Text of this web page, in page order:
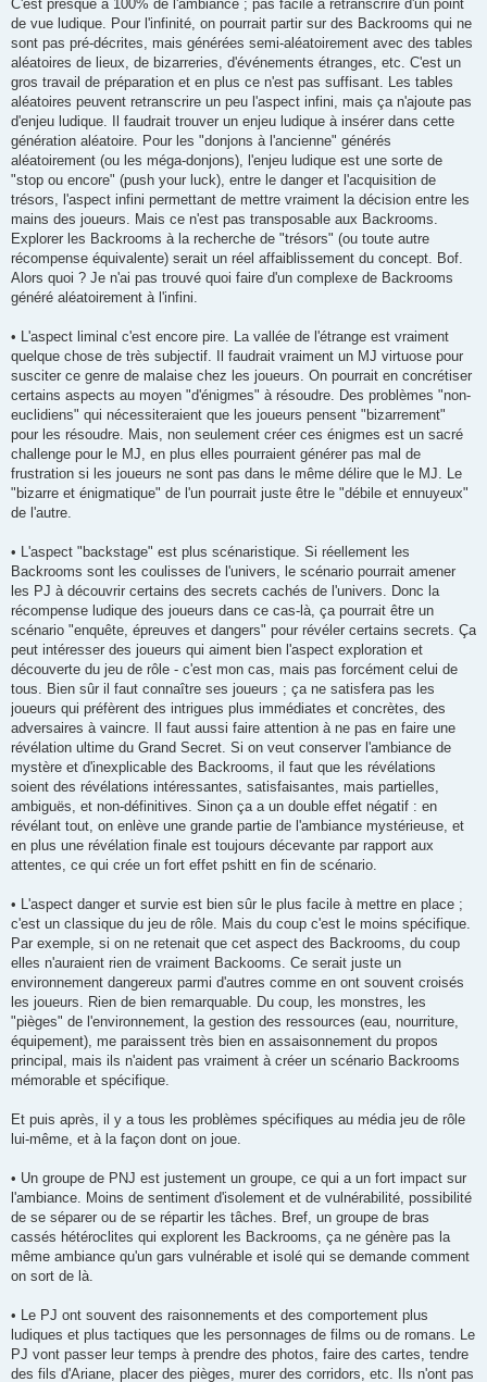
C'est presque à 100% de l'ambiance ; pas facile à retranscrire d'un point
de vue ludique. Pour l'infinité, on pourrait partir sur des Backrooms qui ne
sont pas pré-décrites, mais générées semi-aléatoirement avec des tables
aléatoires de lieux, de bizarreries, d'événements étranges, etc. C'est un
gros travail de préparation et en plus ce n'est pas suffisant. Les tables
aléatoires peuvent retranscrire un peu l'aspect infini, mais ça n'ajoute pas
d'enjeu ludique. Il faudrait trouver un enjeu ludique à insérer dans cette
génération aléatoire. Pour les "donjons à l'ancienne" générés
aléatoirement (ou les méga-donjons), l'enjeu ludique est une sorte de
"stop ou encore" (push your luck), entre le danger et l'acquisition de
trésors, l'aspect infini permettant de mettre vraiment la décision entre les
mains des joueurs. Mais ce n'est pas transposable aux Backrooms.
Explorer les Backrooms à la recherche de "trésors" (ou toute autre
récompense équivalente) serait un réel affaiblissement du concept. Bof.
Alors quoi ? Je n'ai pas trouvé quoi faire d'un complexe de Backrooms
généré aléatoirement à l'infini.
• L'aspect liminal c'est encore pire. La vallée de l'étrange est vraiment
quelque chose de très subjectif. Il faudrait vraiment un MJ virtuose pour
susciter ce genre de malaise chez les joueurs. On pourrait en concrétiser
certains aspects au moyen "d'énigmes" à résoudre. Des problèmes "non-
euclidiens" qui nécessiteraient que les joueurs pensent "bizarrement"
pour les résoudre. Mais, non seulement créer ces énigmes est un sacré
challenge pour le MJ, en plus elles pourraient générer pas mal de
frustration si les joueurs ne sont pas dans le même délire que le MJ. Le
"bizarre et énigmatique" de l'un pourrait juste être le "débile et ennuyeux"
de l'autre.
• L'aspect "backstage" est plus scénaristique. Si réellement les
Backrooms sont les coulisses de l'univers, le scénario pourrait amener
les PJ à découvrir certains des secrets cachés de l'univers. Donc la
récompense ludique des joueurs dans ce cas-là, ça pourrait être un
scénario "enquête, épreuves et dangers" pour révéler certains secrets. Ça
peut intéresser des joueurs qui aiment bien l'aspect exploration et
découverte du jeu de rôle - c'est mon cas, mais pas forcément celui de
tous. Bien sûr il faut connaître ses joueurs ; ça ne satisfera pas les
joueurs qui préfèrent des intrigues plus immédiates et concrètes, des
adversaires à vaincre. Il faut aussi faire attention à ne pas en faire une
révélation ultime du Grand Secret. Si on veut conserver l'ambiance de
mystère et d'inexplicable des Backrooms, il faut que les révélations
soient des révélations intéressantes, satisfaisantes, mais partielles,
ambiguës, et non-définitives. Sinon ça a un double effet négatif : en
révélant tout, on enlève une grande partie de l'ambiance mystérieuse, et
en plus une révélation finale est toujours décevante par rapport aux
attentes, ce qui crée un fort effet pshitt en fin de scénario.
• L'aspect danger et survie est bien sûr le plus facile à mettre en place ;
c'est un classique du jeu de rôle. Mais du coup c'est le moins spécifique.
Par exemple, si on ne retenait que cet aspect des Backrooms, du coup
elles n'auraient rien de vraiment Backooms. Ce serait juste un
environnement dangereux parmi d'autres comme en ont souvent croisés
les joueurs. Rien de bien remarquable. Du coup, les monstres, les
"pièges" de l'environnement, la gestion des ressources (eau, nourriture,
équipement), me paraissent très bien en assaisonnement du propos
principal, mais ils n'aident pas vraiment à créer un scénario Backrooms
mémorable et spécifique.
Et puis après, il y a tous les problèmes spécifiques au média jeu de rôle
lui-même, et à la façon dont on joue.
• Un groupe de PNJ est justement un groupe, ce qui a un fort impact sur
l'ambiance. Moins de sentiment d'isolement et de vulnérabilité, possibilité
de se séparer ou de se répartir les tâches. Bref, un groupe de bras
cassés hétéroclites qui explorent les Backrooms, ça ne génère pas la
même ambiance qu'un gars vulnérable et isolé qui se demande comment
on sort de là.
• Le PJ ont souvent des raisonnements et des comportement plus
ludiques et plus tactiques que les personnages de films ou de romans. Le
PJ vont passer leur temps à prendre des photos, faire des cartes, tendre
des fils d'Ariane, placer des pièges, murer des corridors, etc. Ils n'ont pas